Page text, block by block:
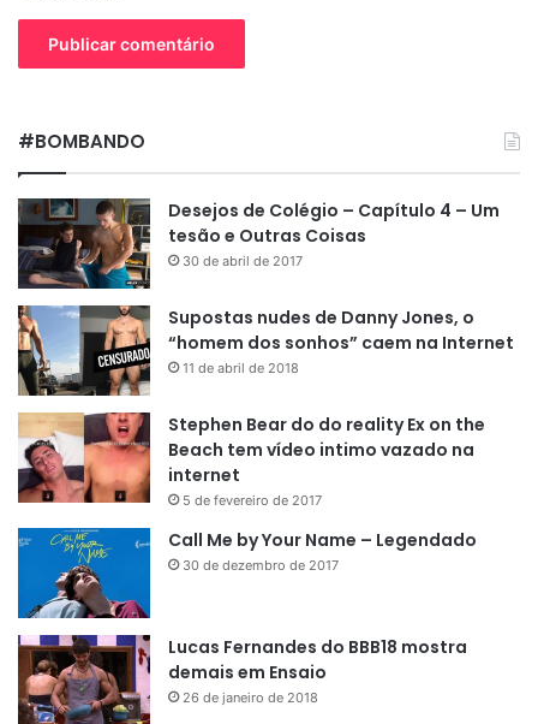
#BOMBANDO
Desejos de Colégio – Capítulo 4 – Um
tesão e Outras Coisas
30 de abril de 2017
Supostas nudes de Danny Jones, o
“homem dos sonhos” caem na Internet
11 de abril de 2018
Stephen Bear do do reality Ex on the
Beach tem vídeo intimo vazado na
internet
5 de fevereiro de 2017
Call Me by Your Name – Legendado
30 de dezembro de 2017
Lucas Fernandes do BBB18 mostra
demais em Ensaio
26 de janeiro de 2018